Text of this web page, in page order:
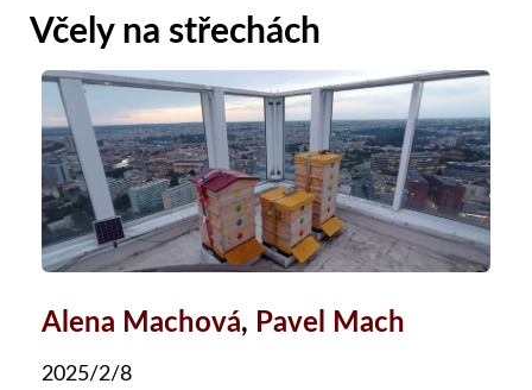
Včely na střechách
Alena Machová, Pavel Mach
2025/2/8